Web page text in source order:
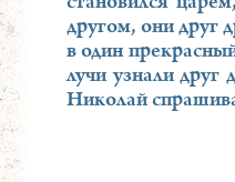
другом, они друг
в один
лучи узнали друг
Николай